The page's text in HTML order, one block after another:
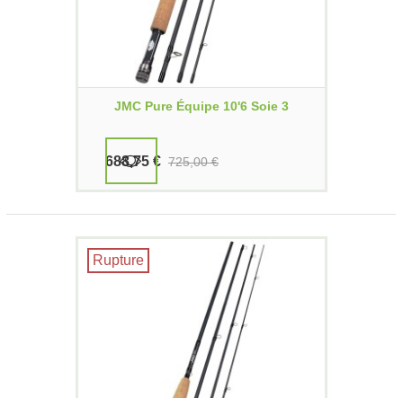
JMC Pure Équipe 10'6 Soie 3
688,75 € 725,00 €
Rupture